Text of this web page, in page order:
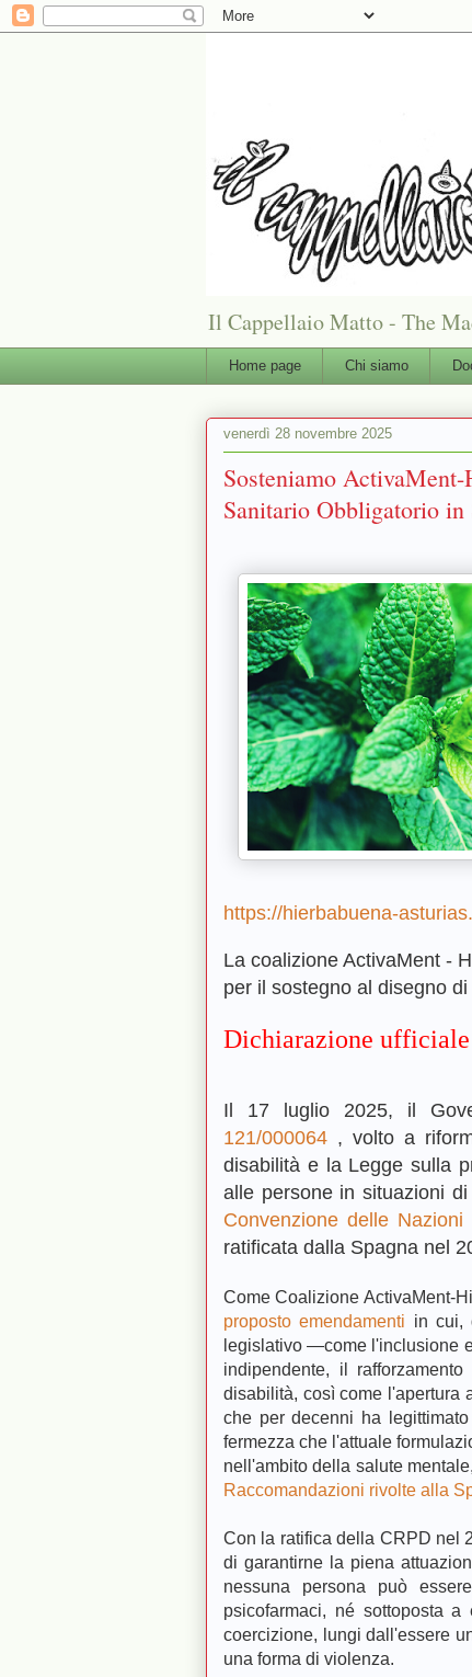
Il Cappellaio Matto - The
Home page Chi siamo
venerdì 28 novembre 2025
Sosteniamo
Sanitario Obbligatorio in
https://hierbabuena-
La coalizione ActivaMent -
per il sostegno al disegno
Dichiarazione
Il 17 luglio 2025, il
121/000064 , volto a
disabilità e la Legge sulla
alle persone in situazioni
Convenzione delle
ratificata dalla Spagna nel
Come Coalizione ActivaMent-
proposto emendamenti in cui,
legislativo —come l'inclusione
indipendente, il
disabilità, così come l'apertura
che per decenni ha
fermezza che l'attuale
nell'ambito della salute
Raccomandazioni rivolte alla
Con la ratifica della CRPD nel
di garantirne la piena
nessuna persona può
psicofarmaci, né sottoposta
coercizione, lungi dall'essere
una forma di violenza.